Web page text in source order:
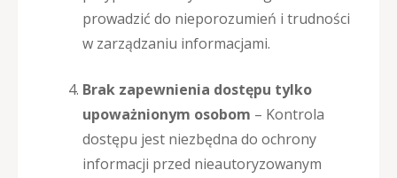
prowadzić do nieporozumień i trudności
w zarządzaniu informacjami.
Brak zapewnienia dostępu tylko
upoważnionym osobom – Kontrola
dostępu jest niezbędna do ochrony
informacji przed nieautoryzowanym